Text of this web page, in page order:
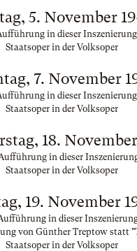
5. November
in dieser Inszenierung
Staatsoper in der Volksoper
7. November
in dieser Inszenierung
Staatsoper in der Volksoper
18.
in dieser
Staatsoper in der Volksoper
19. November
in dieser
von Günther Treptow statt
Staatsoper in der Volksoper